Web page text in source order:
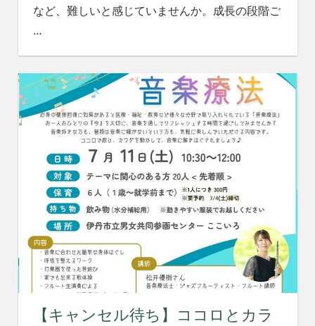
など、難しいと感じていませんか。成長の段階ご
…
【キャンセル待ち】ココロとカラ